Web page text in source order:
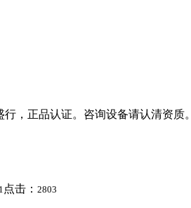
，正品认证。咨询设备请认清资质。
点击： 2803